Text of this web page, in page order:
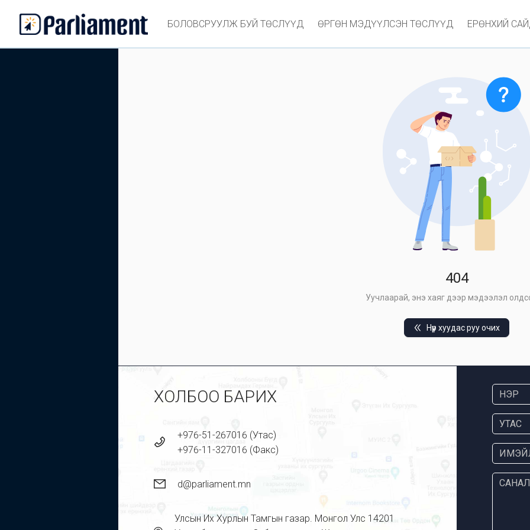
БОЛОВСРУУЛЖ БУЙ ТӨСЛҮҮД ӨРГӨН МЭДҮҮЛСЭН ТӨСЛҮҮД ЕРӨНХИЙ
404
Уучлаарай, энэ хаяг дээр мэдээлэл
Нүүр хуудас руу очих
ХОЛБОО БАРИХ
+976-51-267016 (Утас)
+976-11-327016 (Факс)
d@parliament.mn
Улсын Их Хурлын Тамгын газар. Монгол Улс 14201